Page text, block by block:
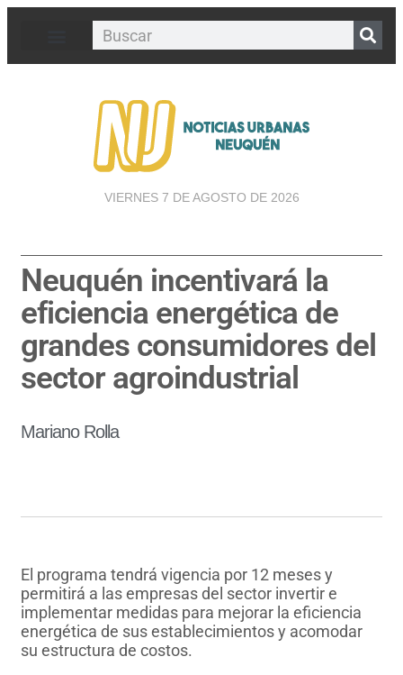
VIERNES 7 DE AGOSTO DE 2026
Neuquén incentivará la
eficiencia energética de
grandes consumidores del
sector agroindustrial
Mariano Rolla
El programa tendrá vigencia por 12 meses y
permitirá a las empresas del sector invertir e
implementar medidas para mejorar la eficiencia
energética de sus establecimientos y acomodar
su estructura de costos.